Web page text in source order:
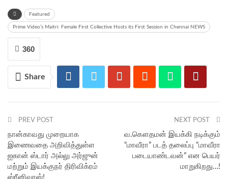
Featured
Prime Video’s Maitri: Female First Collective Hosts its First Session in Chennai NEWS
360
Share
PREV POST
நான்காவது முறையாக
இணைவதை அறிவித்துள்ள
ஐகான் ஸ்டார் அல்லு அர்ஜுன்
மற்றும் இயக்குநர் திரிவிக்ரம்
ஸ்ரீனிவாஸ்!
NEXT POST
வ.கௌதமன் இயக்கி நடிக்கும்
“மாவீரா” படத் தலைப்பு “மாவீரா
படையாண்டவன்” என பெயர்
மாறுகிறது…!